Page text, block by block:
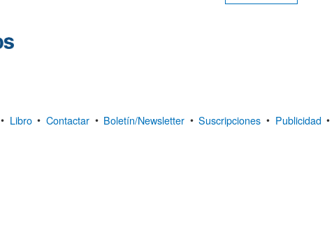
• Libro • Contactar • Boletín/Newsletter • Suscripciones • Publicidad •